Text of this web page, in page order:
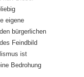
eigene
bürgerlichen
Feindbild
ist
Bedrohung